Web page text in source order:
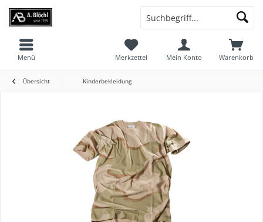
Warenkorb
Merkzettel Mein Konto
Menü
Übersicht Kinderbekleidung